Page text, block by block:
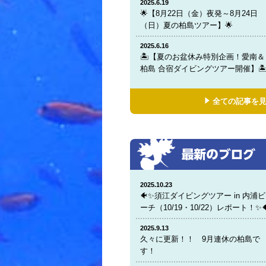
2025.6.19
🌟【8月22日（金）夜発～8月24日
（日）夏の柏島ツアー】🌟
2025.6.16
🏝️【夏のお盆休み特別企画！愛南＆
柏島 合宿ダイビングツアー開催】🏝️
全ての記事を
2025.10.23
🐠✨須江ダイビングツアー in 内浦ビ
ーチ（10/19・10/22）レポート！
2025.9.13
久々に更新！！ 9月連休の柏島で
す！